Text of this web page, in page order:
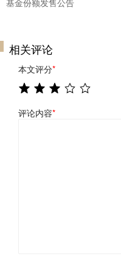
基金份额发售公告
相关评论
本文评分*
评论内容*